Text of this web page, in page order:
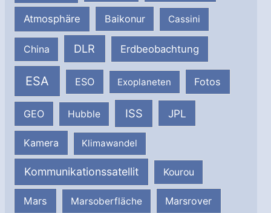
Atmosphäre Baikonur Cassini
China DLR Erdbeobachtung
ESA ESO Exoplaneten Fotos
GEO Hubble ISS JPL
Kamera Klimawandel
Kommunikationssatellit Kourou
Mars Marsoberfläche Marsrover